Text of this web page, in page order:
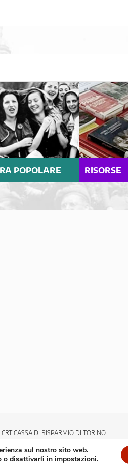
POPOLARE RISORSE
CASSA DI RISPARMIO DI TORINO
sul nostro sito web.
o disattivarli inimpostazioni.